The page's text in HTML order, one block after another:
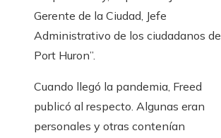
Gerente de la Ciudad, Jefe
Administrativo de los ciudadanos de
Port Huron”.
Cuando llegó la pandemia, Freed
publicó al respecto. Algunas eran
personales y otras contenían